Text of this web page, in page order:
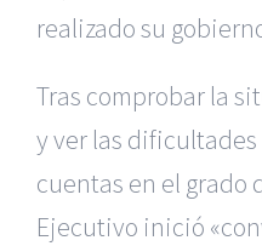
realizado su
Tras comprobar la
y ver las
cuentas en el grado
Ejecutivo inició